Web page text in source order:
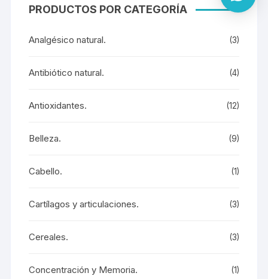
PRODUCTOS POR CATEGORÍA
Analgésico natural. (3)
Antibiótico natural. (4)
Antioxidantes. (12)
Belleza. (9)
Cabello. (1)
Cartílagos y articulaciones. (3)
Cereales. (3)
Concentración y Memoria. (1)